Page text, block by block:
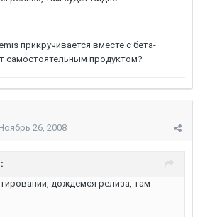
прикручивается вместе с бета-
самостоятельным продуктом?
26, 2008
дождемся релиза, там